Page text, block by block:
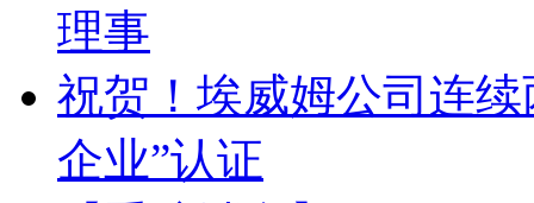
理事
祝贺！埃威姆公司连
企业”认证